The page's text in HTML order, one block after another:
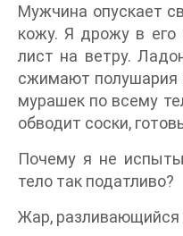
Мужчина опускает
кожу. Я дрожу в его
лист на ветру.
сжимают полушария
мурашек по всему
обводит соски,
Почему я не
тело так податливо?
Жар, разливающийся